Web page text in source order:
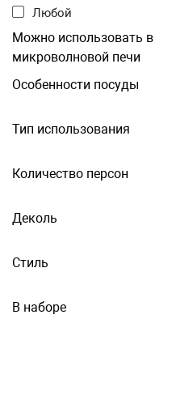
Любой
Можно использовать в
микроволновой печи
Особенности посуды
Тип использования
Количество персон
Деколь
Стиль
В наборе